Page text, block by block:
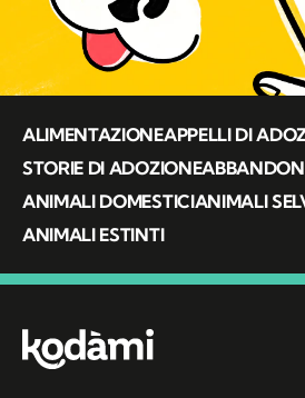
ALIMENTAZIONEAPPELLI DI
STORIE DI ADOZIONE
ANIMALI DOMESTICIANIMALI
ANIMALI ESTINTI